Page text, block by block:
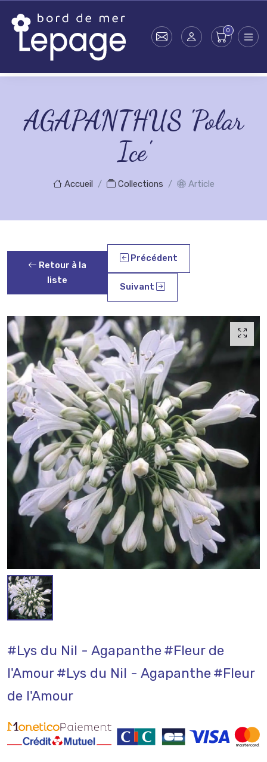
AGAPANTHUS 'Polar
Ice'
Accueil Collections Article
Retour à la
liste
Précédent
Suivant
#Lys du Nil - Agapanthe#Fleur de
l'Amour#Lys du Nil - Agapanthe#Fleur
de l'Amour